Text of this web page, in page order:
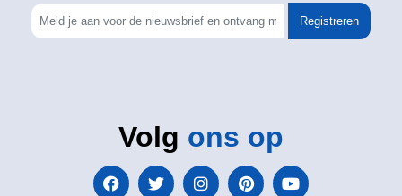
Registreren
Volg ons op